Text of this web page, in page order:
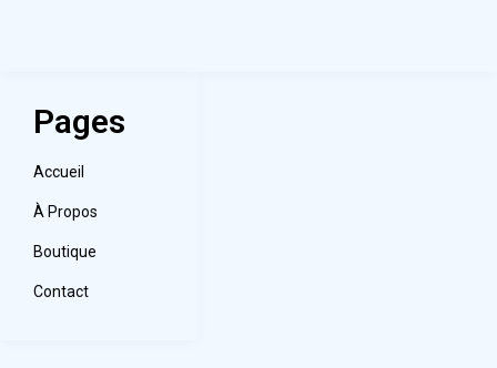
Pages
Accueil
À Propos
Boutique
Contact